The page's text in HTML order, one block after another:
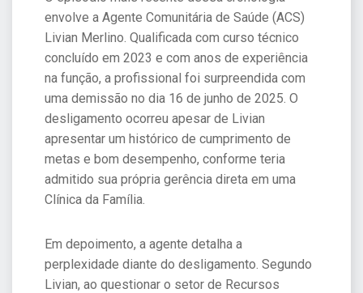
envolve a Agente Comunitária de Saúde (ACS)
Livian Merlino. Qualificada com curso técnico
concluído em 2023 e com anos de experiência
na função, a profissional foi surpreendida com
uma demissão no dia 16 de junho de 2025. O
desligamento ocorreu apesar de Livian
apresentar um histórico de cumprimento de
metas e bom desempenho, conforme teria
admitido sua própria gerência direta em uma
Clínica da Família.
Em depoimento, a agente detalha a
perplexidade diante do desligamento. Segundo
Livian, ao questionar o setor de Recursos